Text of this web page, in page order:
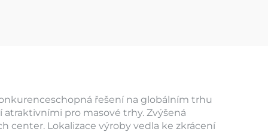
řešení na globálním trhu
pro masové trhy. Zvýšená
center. Lokalizace výroby vedla ke zkrácení